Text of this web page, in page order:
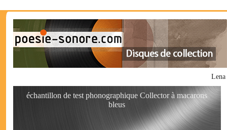
échantillon de test phonographique Collector à macarons
bleus